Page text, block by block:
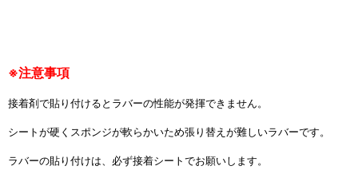
※注意事項
接着剤で貼り付けるとラバーの性能が発揮できません。
シートが硬くスポンジが軟らかいため張り替えが難しいラバーです。
ラバーの貼り付けは、必ず接着シートでお願いします。